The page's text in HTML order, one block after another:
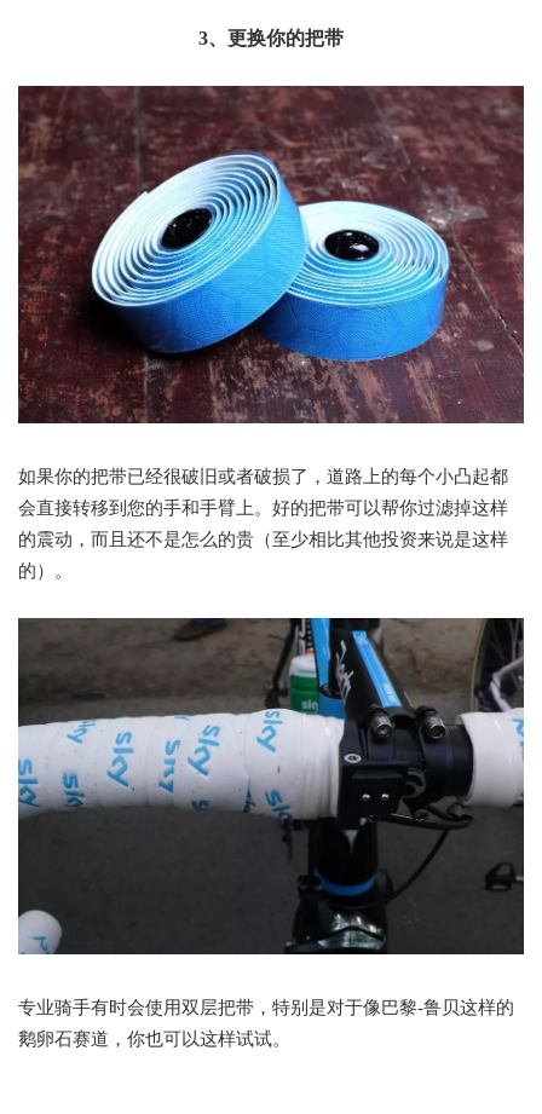
3、更换你的把带
如果你的把带已经很破旧或者破损了，道路上的每个小凸起都
会直接转移到您的手和手臂上。好的把带可以帮你过滤掉这样
的震动，而且还不是怎么的贵（至少相比其他投资来说是这样
的）。
专业骑手有时会使用双层把带，特别是对于像巴黎-鲁贝这样的
鹅卵石赛道，你也可以这样试试。